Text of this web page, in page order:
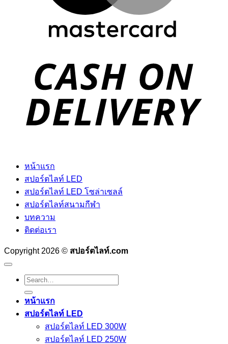
หน้าแรก
สปอร์ตไลท์ LED
สปอร์ตไลท์ LED โซล่าเซลล์
สปอร์ตไลท์สนามกีฬา
บทความ
ติดต่อเรา
Copyright 2026 © สปอร์ตไลท์.com
Search
for:
หน้าแรก
สปอร์ตไลท์ LED
สปอร์ตไลท์ LED 300W
สปอร์ตไลท์ LED 250W